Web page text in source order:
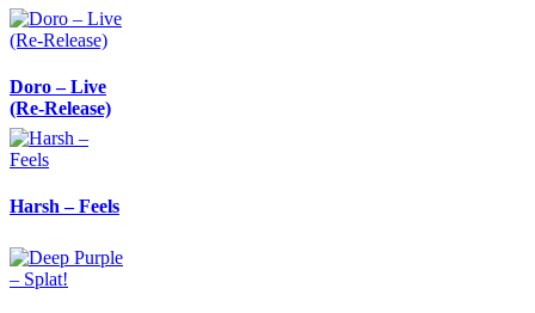
Doro – Live
(Re-Release)
Harsh – Feels